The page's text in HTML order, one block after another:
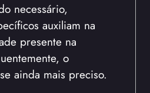
necessário,
auxiliam na
presente na
o
ainda mais preciso.